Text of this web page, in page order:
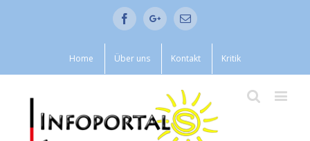
FacebookGoogle+Email
Home Über uns Kontakt Kritik